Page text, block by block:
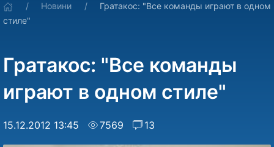
Новини
Гратакос: "Все команды играют в одном
стиле"
Гратакос: "Все команды
играют в одном стиле"
15.12.2012 13:45 7569 13